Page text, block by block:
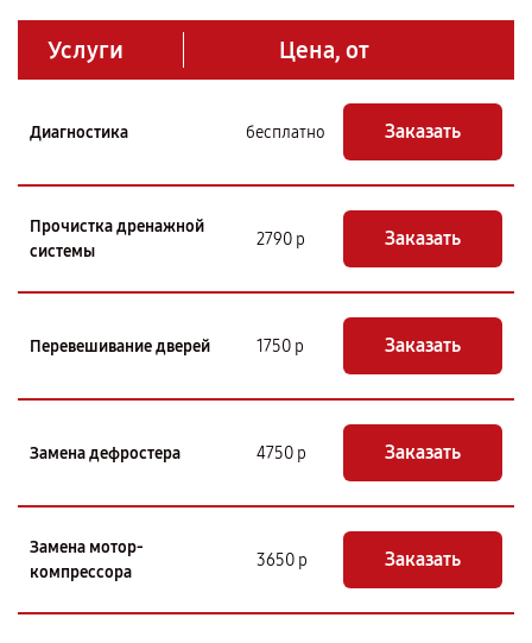
Услуги Цена, от
Диагностика бесплатно Заказать
Прочистка дренажной
системы
2790 р Заказать
Перевешивание дверей 1750 р Заказать
Замена дефростера 4750 р Заказать
Замена мотор-
компрессора
3650 р Заказать